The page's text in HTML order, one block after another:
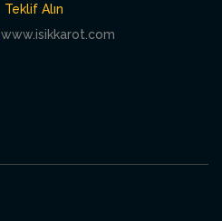
Teklif Alın
www.isikkarot.com